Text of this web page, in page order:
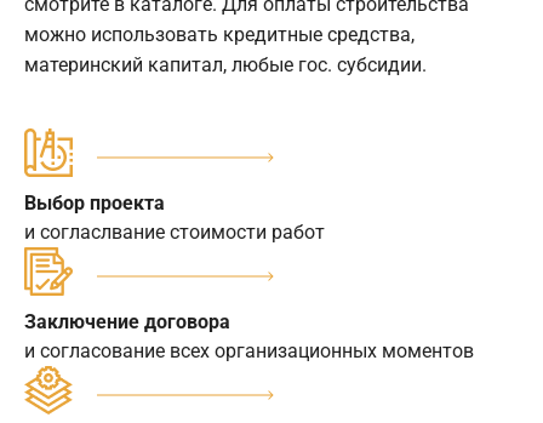
можно использовать кредитные средства,
материнский капитал, любые гос. субсидии.
Выбор проекта
и согласлвание стоимости работ
Заключение договора
и согласование всех организационных моментов